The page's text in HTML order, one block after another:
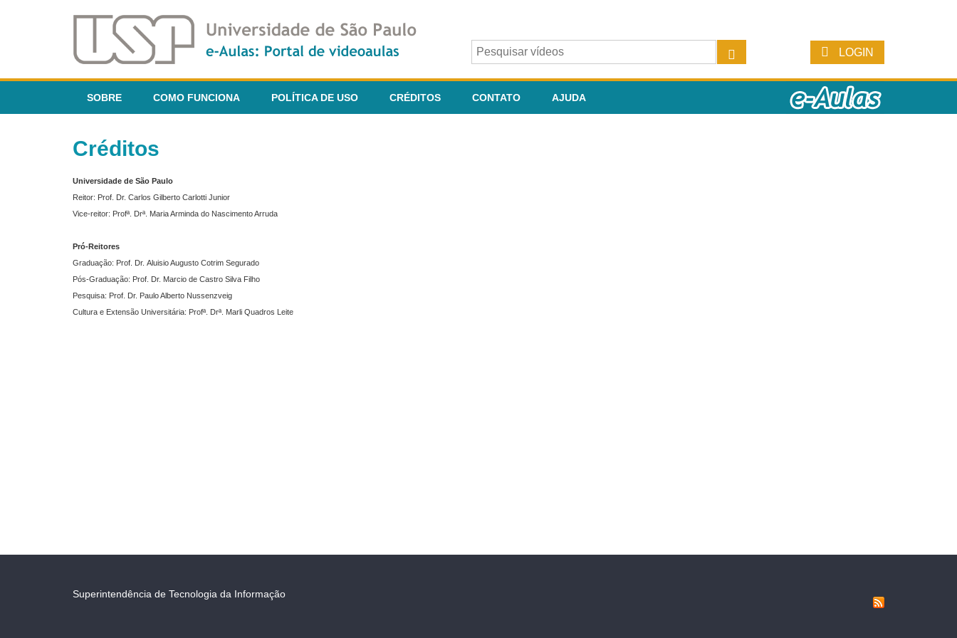
LOGIN
SOBRE COMO FUNCIONA POLÍTICA DE USO CRÉDITOS CONTATO AJUDA
Créditos
Universidade de São Paulo
Reitor: Prof. Dr. Carlos Gilberto Carlotti Junior
Vice-reitor: Profª. Drª. Maria Arminda do Nascimento Arruda
Pró-Reitores
Graduação: Prof. Dr. Aluisio Augusto Cotrim Segurado
Pós-Graduação: Prof. Dr. Marcio de Castro Silva Filho
Pesquisa: Prof. Dr. Paulo Alberto Nussenzveig
Cultura e Extensão Universitária: Profª. Drª. Marli Quadros Leite
Superintendência de Tecnologia da Informação